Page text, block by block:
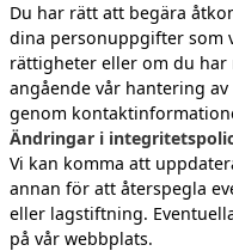
Du har rätt att begära
dina personuppgifter som
rättigheter eller om du
angående vår hantering
genom
Ändringar i
Vi kan komma att
annan för att återspegla
eller lagstiftning.
på vår webbplats.